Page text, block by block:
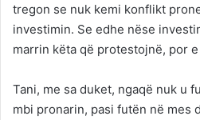
tregon se nuk kemi konflikt
investimin. Se edhe nëse
marrin këta që protestojnë, por e
Tani, me sa duket, ngaqë nuk u
mbi pronarin, pasi futën në mes